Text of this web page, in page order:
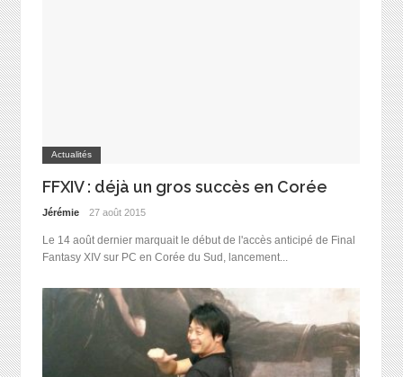
Actualités
FFXIV : déjà un gros succès en Corée
Jérémie 27 août 2015
Le 14 août dernier marquait le début de l'accès anticipé de Final
Fantasy XIV sur PC en Corée du Sud, lancement...